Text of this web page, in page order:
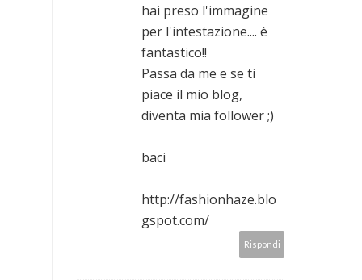
hai preso l'immagine
per l'intestazione.... è
fantastico!!
Passa da me e se ti
piace il mio blog,
diventa mia follower ;)
baci
http://fashionhaze.blo
gspot.com/
Rispondi